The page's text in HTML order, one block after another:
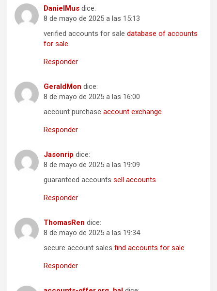
DanielMus dice:
8 de mayo de 2025 a las 15:13
verified accounts for sale database of accounts
for sale
Responder
GeraldMon dice:
8 de mayo de 2025 a las 16:00
account purchase account exchange
Responder
Jasonrip dice:
8 de mayo de 2025 a las 19:09
guaranteed accounts sell accounts
Responder
ThomasRen dice:
8 de mayo de 2025 a las 19:34
secure account sales find accounts for sale
Responder